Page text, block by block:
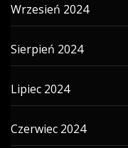
Wrzesień 2024
Sierpień 2024
Lipiec 2024
Czerwiec 2024